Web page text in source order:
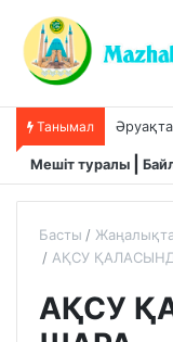
Танымал
Мешіт туралы
Басты
АҚСУ
АҚСУ